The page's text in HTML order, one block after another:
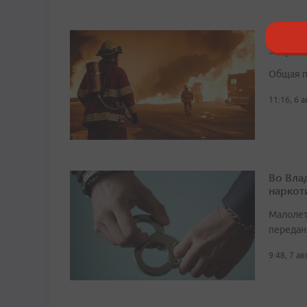
В
Общая
11:16, 6
Во
9:48, 7